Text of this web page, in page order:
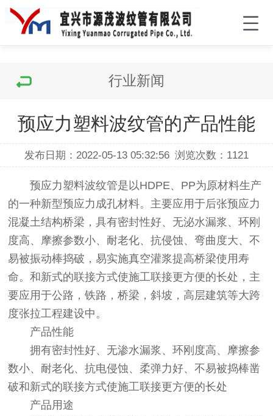
行业新闻
预应力塑料波纹管的产品性能
发布日期：2022-05-13 05:32:56 浏览次数： 1121
预应力塑料波纹管是以HDPE、PP为原材料生产
的一种新型预应力成孔材料。主要应用于后张预应力
混凝土结构桥梁，具有密封性好、无泌水漏浆、环刚
度高、摩擦参数小、耐老化、抗侵蚀、弯曲度大、不
易被振动棒捣破，易实施真空灌浆提高桥梁使用寿
命。和新式的联接方式使施工联接更方便的长处，主
要应用于公路，铁路，桥梁，斜坡，高层建筑等大跨
度张拉工程建设中。
产品性能
拥有密封性好、无渗水漏浆、环刚度高、摩擦参
数小、耐老化、抗电侵蚀、柔弹力好、不易被捣棒凿
破和新式的联接方式使施工联接更方便的长处
产品用途